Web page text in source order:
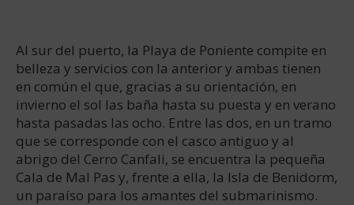
Al sur del puerto, la Playa de Poniente compite en
belleza y servicios con la anterior y ambas tienen
en común el que, gracias a su orientación, en
invierno el sol las baña hasta su puesta y en verano
hasta pasadas las ocho. Entre las dos, en un tramo
que se corresponde con el casco antiguo y al
abrigo del Cerro Canfali, se encuentra la pequeña
Cala de Mal Pas y, frente a ella, la Isla de Benidorm,
un paraíso para los amantes del submarinismo.